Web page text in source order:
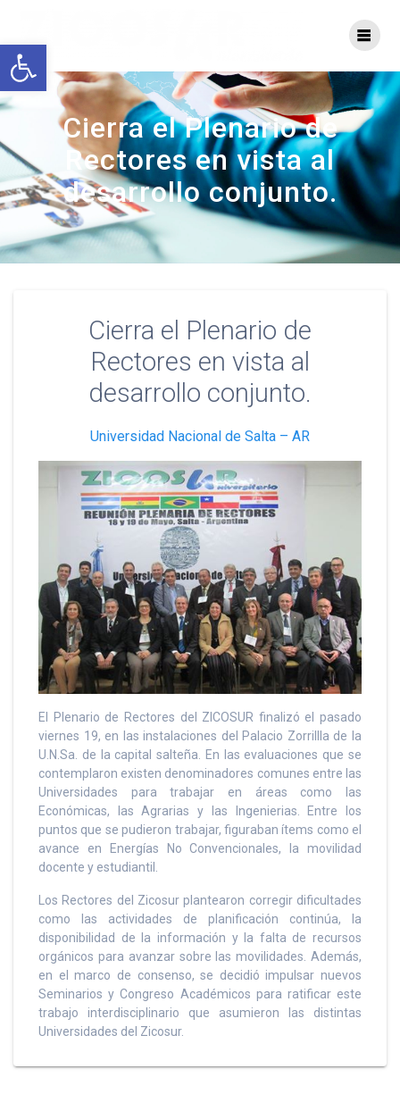
Abrir barra de herramientas
Cierra el Plenario de
Rectores en vista al
desarrollo conjunto.
Cierra el Plenario de
Rectores en vista al
desarrollo conjunto.
Universidad Nacional de Salta – AR
El Plenario de Rectores del ZICOSUR finalizó el pasado
viernes 19, en las instalaciones del Palacio Zorrillla de la
U.N.Sa. de la capital salteña. En las evaluaciones que se
contemplaron existen denominadores comunes entre las
Universidades para trabajar en áreas como las
Económicas, las Agrarias y las Ingenierias. Entre los
puntos que se pudieron trabajar, figuraban ítems como el
avance en Energías No Convencionales, la movilidad
docente y estudiantil.
Los Rectores del Zicosur plantearon corregir dificultades
como las actividades de planificación continúa, la
disponibilidad de la información y la falta de recursos
orgánicos para avanzar sobre las movilidades. Además,
en el marco de consenso, se decidió impulsar nuevos
Seminarios y Congreso Académicos para ratificar este
trabajo interdisciplinario que asumieron las distintas
Universidades del Zicosur.